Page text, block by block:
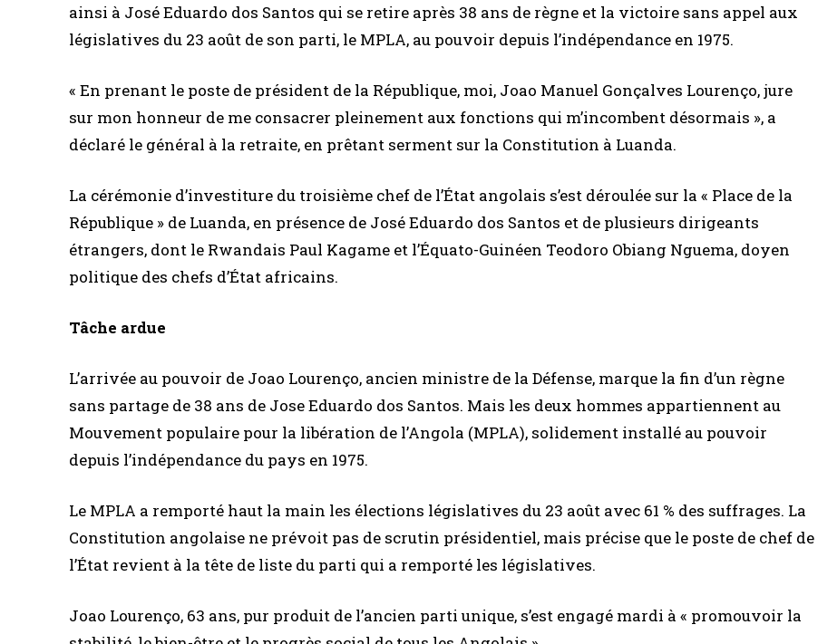
ainsi à José Eduardo dos Santos qui se retire après 38 ans de règne et la victoire sans appel aux
législatives du 23 août de son parti, le MPLA, au pouvoir depuis l’indépendance en 1975.
« En prenant le poste de président de la République, moi, Joao Manuel Gonçalves Lourenço, jure
sur mon honneur de me consacrer pleinement aux fonctions qui m’incombent désormais », a
déclaré le général à la retraite, en prêtant serment sur la Constitution à Luanda.
La cérémonie d’investiture du troisième chef de l’État angolais s’est déroulée sur la « Place de la
République » de Luanda, en présence de José Eduardo dos Santos et de plusieurs dirigeants
étrangers, dont le Rwandais Paul Kagame et l’Équato-Guinéen Teodoro Obiang Nguema, doyen
politique des chefs d’État africains.
Tâche ardue
L’arrivée au pouvoir de Joao Lourenço, ancien ministre de la Défense, marque la fin d’un règne
sans partage de 38 ans de Jose Eduardo dos Santos. Mais les deux hommes appartiennent au
Mouvement populaire pour la libération de l’Angola (MPLA), solidement installé au pouvoir
depuis l’indépendance du pays en 1975.
Le MPLA a remporté haut la main les élections législatives du 23 août avec 61 % des suffrages. La
Constitution angolaise ne prévoit pas de scrutin présidentiel, mais précise que le poste de chef de
l’État revient à la tête de liste du parti qui a remporté les législatives.
Joao Lourenço, 63 ans, pur produit de l’ancien parti unique, s’est engagé mardi à « promouvoir la